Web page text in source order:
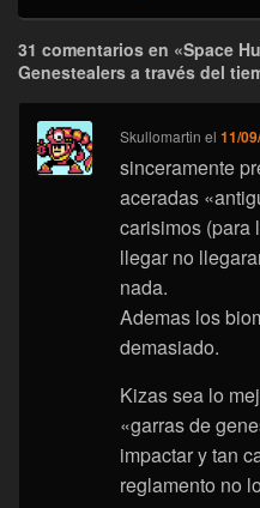
31 comentarios en «Space
Genestealers a través del
Skullomartin el11/
sinceramente
aceradas
carisimos (para
llegar no
nada.
Ademas los
demasiado.
Kizas sea lo
«garras de
impactar y tan
reglamento no